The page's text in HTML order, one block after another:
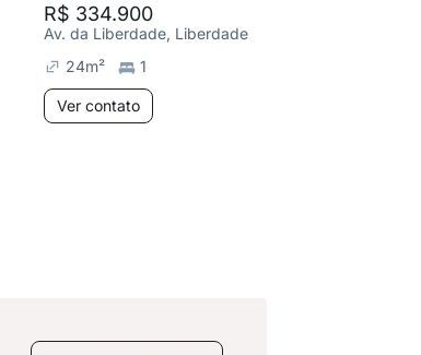
R$ 334.900
Av. da Liberdade, Liberdade
24m² 1
Ver contato